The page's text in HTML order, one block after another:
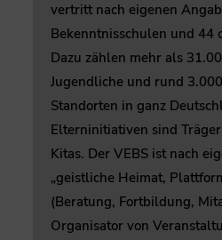
vertritt nach eigenen
Bekenntnisschulen und 44
Dazu zählen mehr als
Jugendliche und rund
Standorten in ganz
Elterninitiativen sind
Kitas. Der VEBS ist nach
„geistliche Heimat,
(Beratung, Fortbildung,
Organisator von